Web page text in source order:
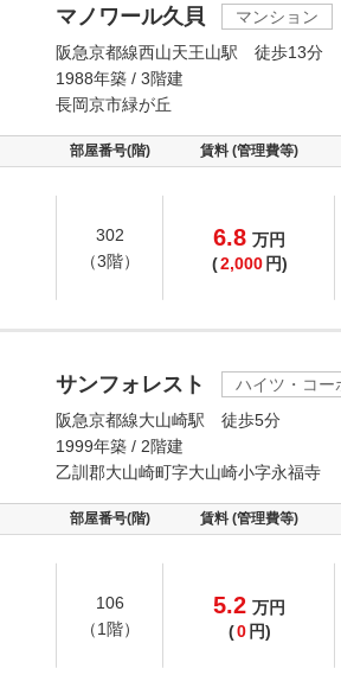
マノワール久貝
マンション
阪急京都線西山天王山駅 徒歩13分
1988年築 / 3階建
長岡京市緑が丘
部屋番号(階) 賃料 (管理費等)
302
（3階）
6.8 万円
(2,000 円)
サンフォレスト
ハイツ・コー
阪急京都線大山崎駅 徒歩5分
1999年築 / 2階建
乙訓郡大山崎町字大山崎小字永福寺
部屋番号(階) 賃料 (管理費等)
106
（1階）
5.2 万円
(0 円)